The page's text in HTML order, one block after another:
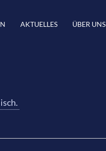
AKTUELLES ÜBER UNS